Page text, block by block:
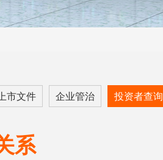
市文件 企业管治 投资者查询
系